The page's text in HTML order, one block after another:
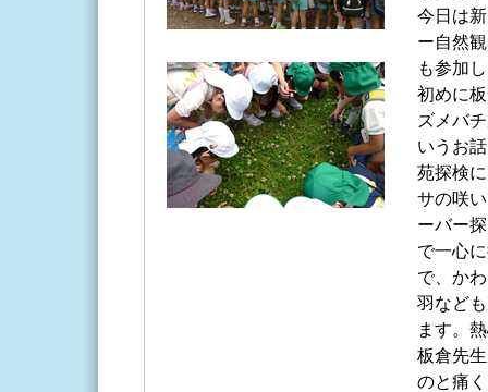
今日は
ー自然
も参加
初めに
ズメバ
いうお
苑探検
サの咲
ーバー
で一心
で、か
羽など
ます。
板倉先
のと痛